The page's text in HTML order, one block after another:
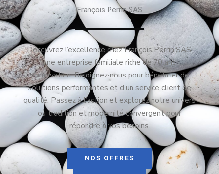
François Perrin SAS
Découvrez l’excellence chez François Perrin SAS,
une entreprise familiale riche de 70 ans
d’innovation. Rejoignez-nous pour bénéficier de
solutions performantes et d’un service client de
qualité. Passez à l’action et explorez notre univers
où tradition et modernité convergent pour
répondre à vos besoins.
NOS OFFRES